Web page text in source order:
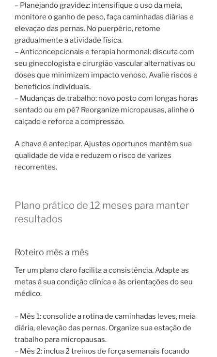
– Planejando gravidez: intensifique o uso da meia,
monitore o ganho de peso, faça caminhadas diárias e
elevação das pernas. No puerpério, retome
gradualmente a atividade física.
– Anticoncepcionais e terapia hormonal: discuta com
seu ginecologista e cirurgião vascular alternativas ou
doses que minimizem impacto venoso. Avalie riscos e
benefícios individuais.
– Mudanças de trabalho: novo posto com longas horas
sentado ou em pé? Reorganize micropausas, alinhe o
calçado e reforce a compressão.
A chave é antecipar. Ajustes oportunos mantêm sua
qualidade de vida e reduzem o risco de varizes
recorrentes.
Plano prático de 12 meses para manter
resultados
Roteiro mês a mês
Ter um plano claro facilita a consistência. Adapte as
metas à sua condição clínica e às orientações do seu
médico.
– Mês 1: consolide a rotina de caminhadas leves, meia
diária, elevação das pernas. Organize sua estação de
trabalho para micropausas.
– Mês 2: inclua 2 treinos de força semanais focando